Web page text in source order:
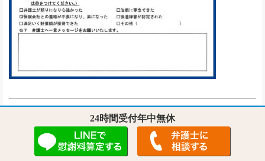
24時間受付年中無休